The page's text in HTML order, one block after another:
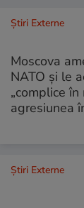
Știri Externe
Moscova
NATO și le
„complice
agresiunea
Știri Externe